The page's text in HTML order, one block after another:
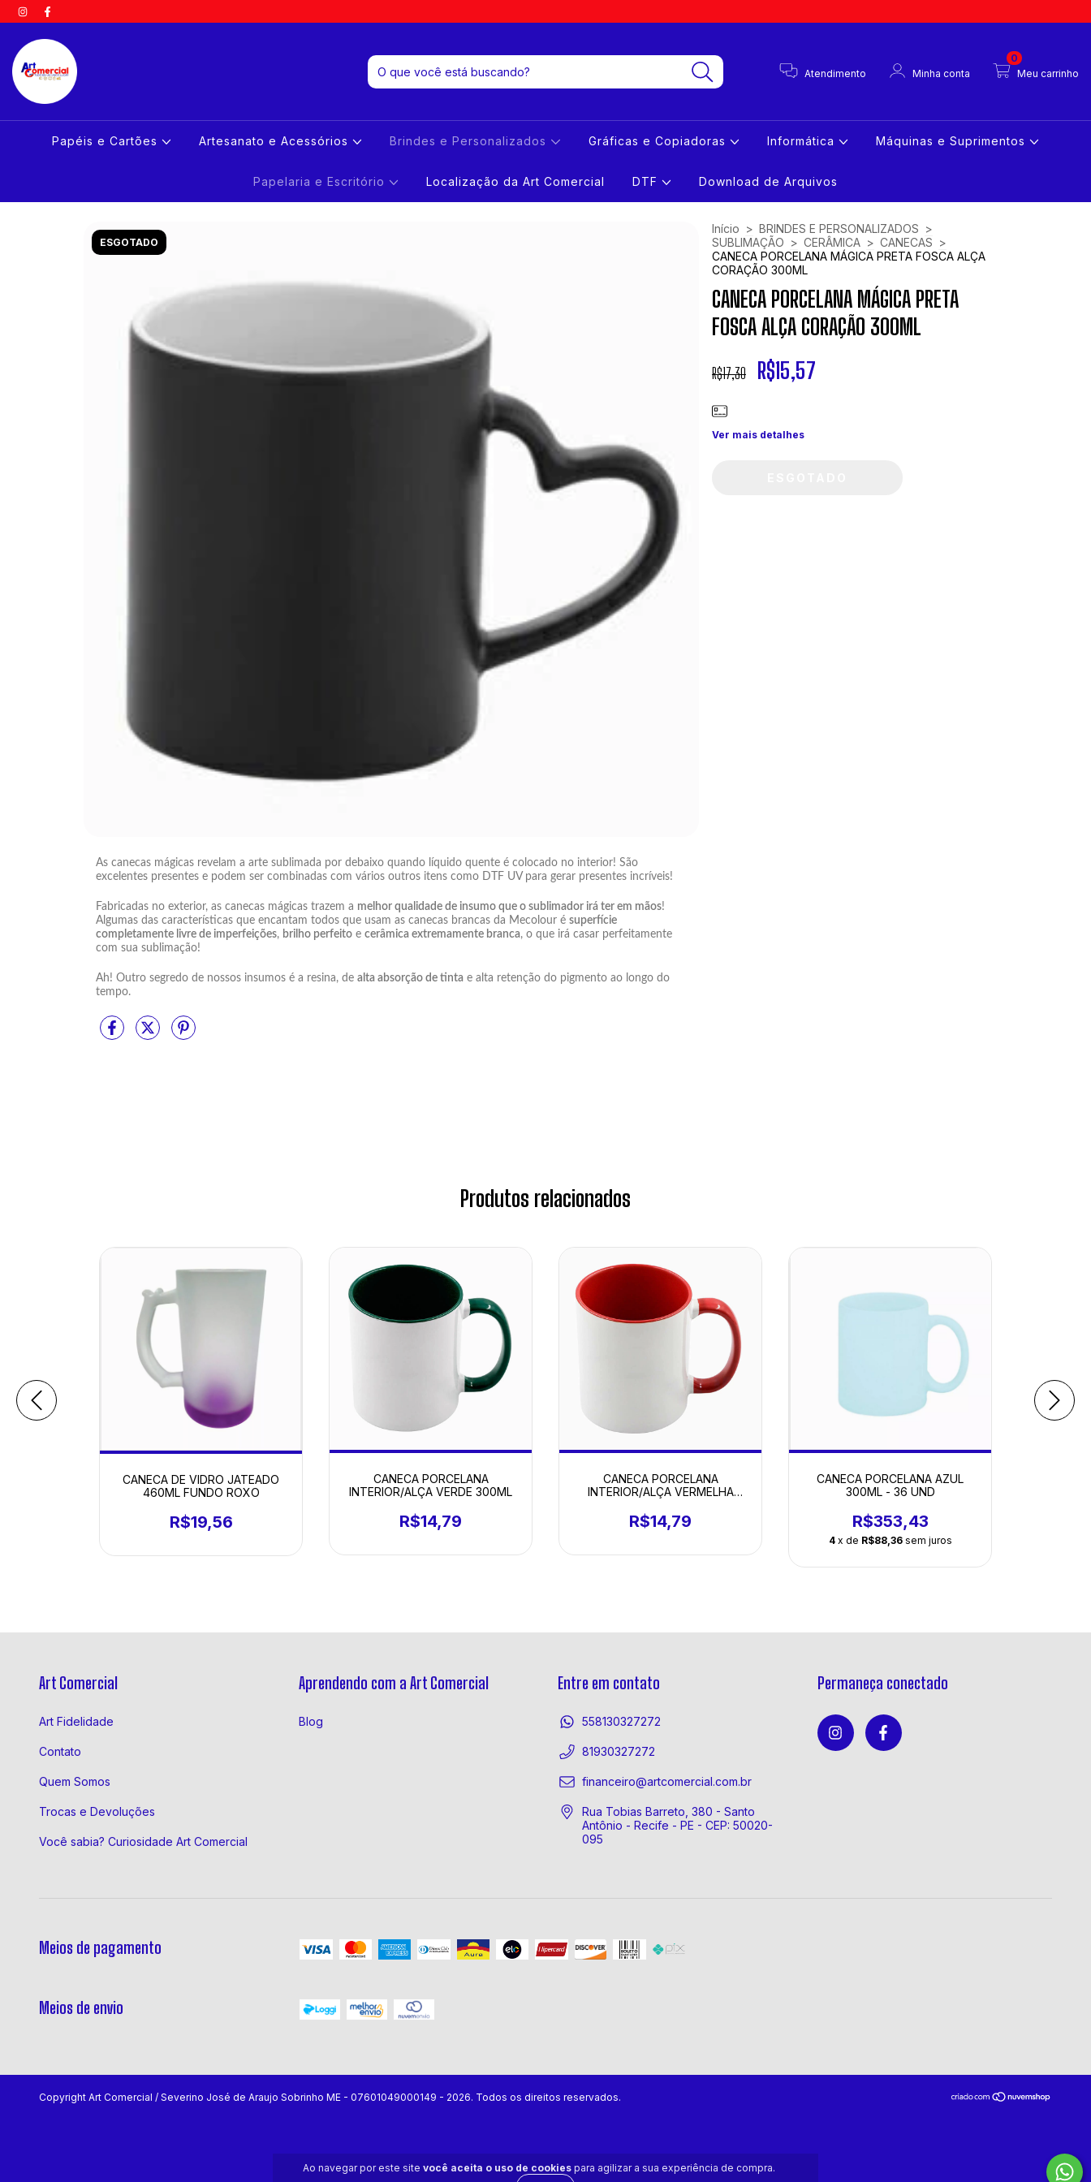
Atendimento Minha conta Meu carrinho
0
Papéis e Cartões Artesanato e Acessórios Brindes e Personalizados Gráficas e Copiadoras Informática Máquinas e Suprimentos
Papelaria e Escritório Localização da Art Comercial DTF Download de Arquivos
Ao navegar por este site você aceita o uso de cookies para agilizar a sua experiência de compra.
ESGOTADO
As canecas mágicas revelam a arte sublimada por debaixo quando líquido quente é colocado no interior! São
excelentes presentes e podem ser combinadas com vários outros itens como DTF UV para gerar presentes incríveis!
Fabricadas no exterior, as canecas mágicas trazem a melhor qualidade de insumo que o sublimador irá ter em mãos!
Algumas das características que encantam todos que usam as canecas brancas da Mecolour é superfície
completamente livre de imperfeições, brilho perfeito e cerâmica extremamente branca, o que irá casar perfeitamente
com sua sublimação!
Ah! Outro segredo de nossos insumos é a resina, de alta absorção de tinta e alta retenção do pigmento ao longo do
tempo.
Início > BRINDES E PERSONALIZADOS >
SUBLIMAÇÃO > CERÂMICA > CANECAS >
CANECA PORCELANA MÁGICA PRETA FOSCA ALÇA
CORAÇÃO 300ML
CANECA PORCELANA MÁGICA PRETA
FOSCA ALÇA CORAÇÃO 300ML
R$17,30 R$15,57
Ver mais detalhes
Produtos relacionados
CANECA DE VIDRO JATEADO
460ML FUNDO ROXO
R$19,56
CANECA PORCELANA
INTERIOR/ALÇA VERDE 300ML
R$14,79
CANECA PORCELANA
INTERIOR/ALÇA VERMELHA
R$14,79
CANECA PORCELANA AZUL
300ML - 36 UND
R$353,43
4 x de R$88,36 sem juros
Art Comercial
Art Fidelidade
Contato
Quem Somos
Trocas e Devoluções
Você sabia? Curiosidade Art Comercial
Aprendendo com a Art Comercial
Blog
Entre em contato
558130327272
81930327272
financeiro@artcomercial.com.br
Rua Tobias Barreto, 380 - Santo
Antônio - Recife - PE - CEP: 50020-
095
Permaneça conectado
Meios de pagamento
Meios de envio
Copyright Art Comercial / Severino José de Araujo Sobrinho ME - 07601049000149 - 2026. Todos os direitos reservados.